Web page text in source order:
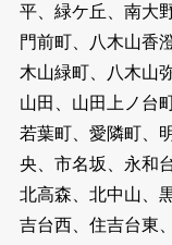
平、緑ケ丘、南大
門前町、八木山香
木山緑町、八木山
山田、山田上ノ台
若葉町、愛隣町、
央、市名坂、永和
北高森、北中山、
吉台西、住吉台東